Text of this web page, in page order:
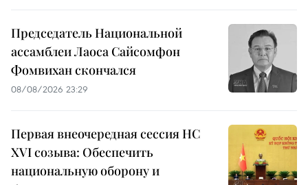
Председатель Национальной
ассамблеи Лаоса Сайсомфон
Фомвихан скончался
08/08/2026 23:29
Первая внеочередная сессия НС
XVI созыва: Обеспечить
национальную оборону и